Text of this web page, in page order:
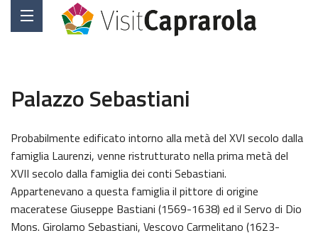
Palazzo Sebastiani
Probabilmente edificato intorno alla metà del XVI secolo dalla
famiglia Laurenzi, venne ristrutturato nella prima metà del
XVII secolo dalla famiglia dei conti Sebastiani.
Appartenevano a questa famiglia il pittore di origine
maceratese Giuseppe Bastiani (1569-1638) ed il Servo di Dio
Mons. Girolamo Sebastiani, Vescovo Carmelitano (1623-